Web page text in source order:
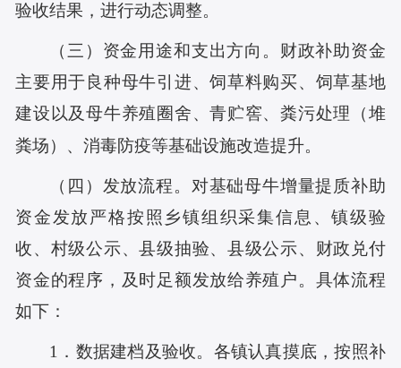
验收结果，进行动态调整。
（三） 资金用途和支出方向。财政补助资金
主要用于良种母牛引进、饲草料购买、饲草基地
建设以及母牛养殖圈舍、青贮窖、粪污处理（堆
粪场）、消毒防疫等基础设施改造提升。
（四）发放流程。对基础母牛增量提质补助
资金发放严格按照乡镇组织采集信息、镇级验
收、村级公示、县级抽验、县级公示、财政兑付
资金的程序，及时足额发放给养殖户。具体流程
如下：
1．数据建档及验收。各镇认真摸底，按照补